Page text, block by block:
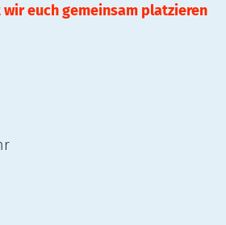
euch gemeinsam platzieren